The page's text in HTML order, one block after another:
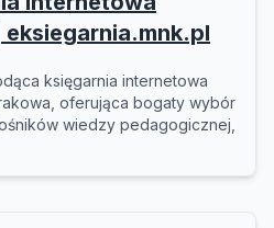
eksiegarnia.mnk.pl
księgarnia internetowa
oferująca bogaty wybór
wiedzy pedagogicznej,